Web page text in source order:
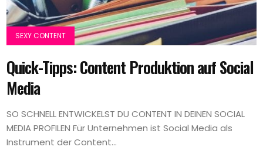
SEXY CONTENT
Quick-Tipps: Content Produktion auf Social
Media
SO SCHNELL ENTWICKELST DU CONTENT IN DEINEN SOCIAL
MEDIA PROFILEN Für Unternehmen ist Social Media als
Instrument der Content...